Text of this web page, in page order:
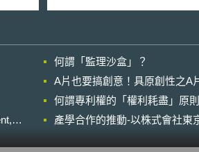
發
美
會
究
學
何謂「監理沙盒」？
A片也要搞創意！具原創性之A
何謂專利權的「權利耗盡」原
產學合作的推動-以株式會社東